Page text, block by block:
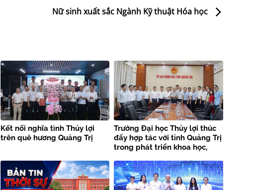
Nữ sinh xuất sắc Ngành Kỹ thuật Hóa học
Kết nối nghĩa tình Thủy lợi
trên quê hương Quảng Trị
Trường Đại học Thủy lợi thúc
đẩy hợp tác với tỉnh Quảng Trị
trong phát triển khoa học,